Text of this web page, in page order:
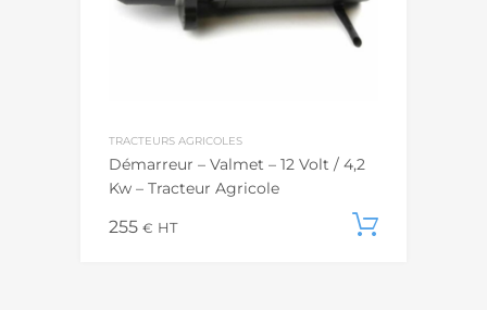
TRACTEURS AGRICOLES
Démarreur – Valmet – 12 Volt / 4,2
Kw – Tracteur Agricole
255 € HT